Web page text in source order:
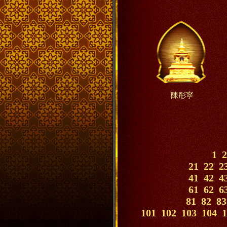
陳彤寧
1 2
21 22
41 42
61 62
81 82 83
101 102 103 104